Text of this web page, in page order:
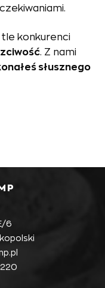
konkurenci
. Z nami
słusznego
6